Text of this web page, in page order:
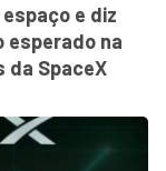
e diz
esperado na
da SpaceX